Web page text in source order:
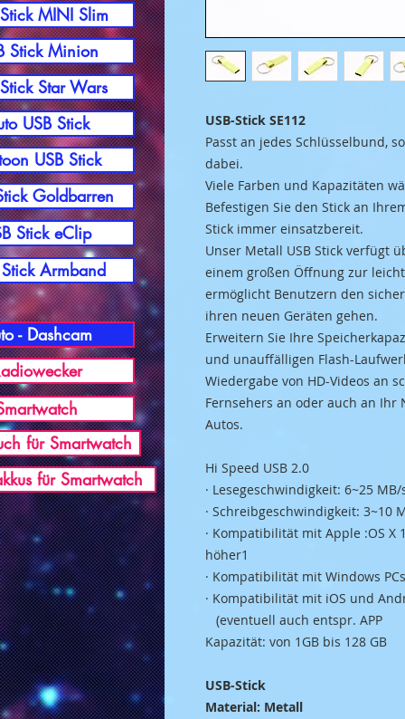
USB-Stick SE112
Passt an jedes Schlüsselbund,
dabei.
Viele Farben und Kapazitäten
Befestigen Sie den Stick an
Stick immer einsatzbereit.
Unser Metall USB Stick verfügt
einem großen Öffnung zur
ermöglicht Benutzern den
ihren neuen Geräten gehen.
Erweitern Sie Ihre
und unauffälligen Flash-
Wiedergabe von HD-Videos an
Fernsehers an oder auch an Ihr
Autos.
Hi Speed USB 2.0
· Lesegeschwindigkeit: 6~25
· Schreibgeschwindigkeit: 3~10
· Kompatibilität mit Apple :OS X
höher1
· Kompatibilität mit Windows
· Kompatibilität mit iOS und
(eventuell auch entspr. APP
Kapazität: von 1GB bis 128 GB
USB-Stick
Material: Metall
MINI Slim
Stick Minion
Star Wars
USB Stick
USB Stick
Goldbarren
Stick eClip
Armband
- Dashcam
für Smartwatch
für Smartwatch